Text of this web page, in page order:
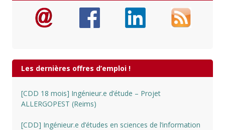
Les dernières offres d’emploi !
[CDD 18 mois] Ingénieur.e d’étude – Projet
ALLERGOPEST (Reims)
[CDD] Ingénieur.e d’études en sciences de l’information